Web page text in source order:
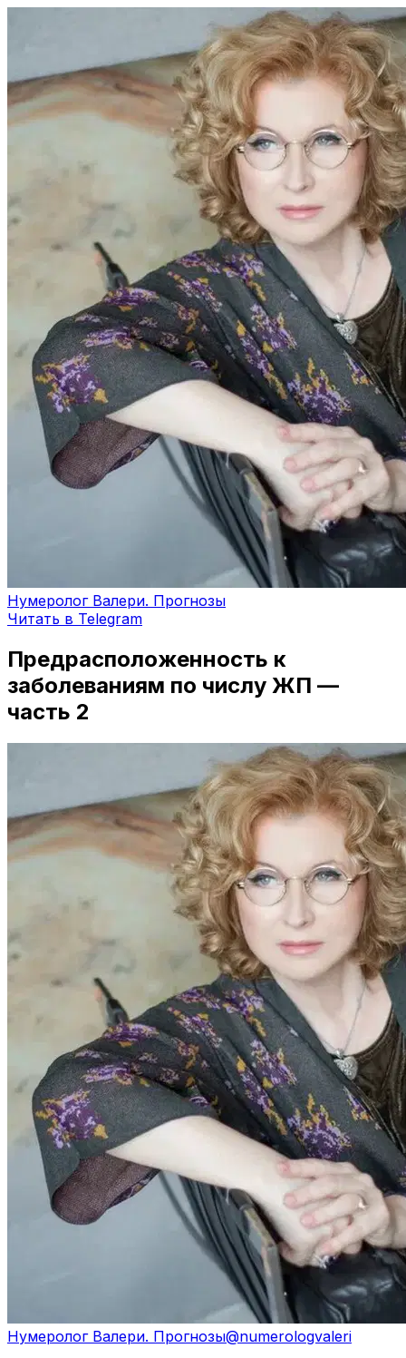
Нумеролог Валери. Прогнозы
Читать в Telegram
Предрасположенность к
заболеваниям по числу ЖП —
часть 2
Нумеролог Валери. Прогнозы@numerologvaleri